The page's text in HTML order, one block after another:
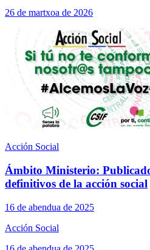
26 de martxoa de 2026
Acción Social
Ámbito Ministerio:
definitivos de la acción social
16 de abendua de 2025
Acción Social